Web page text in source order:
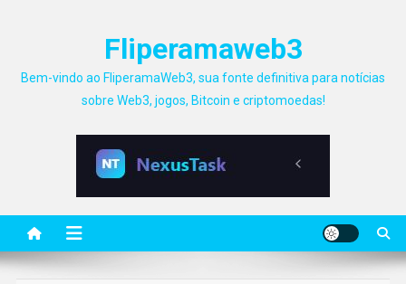
Fliperamaweb3
Bem-vindo ao FliperamaWeb3, sua fonte definitiva para notícias
sobre Web3, jogos, Bitcoin e criptomoedas!